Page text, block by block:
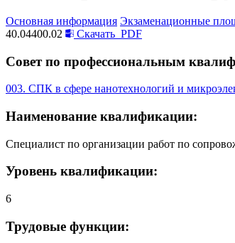
Основная информация Экзаменационные
40.04400.02
Скачать PDF
Совет по профессиональным
003. СПК в сфере нанотехнологий и
Наименование квалификации:
Специалист по организации работ по
Уровень квалификации:
6
Трудовые функции: